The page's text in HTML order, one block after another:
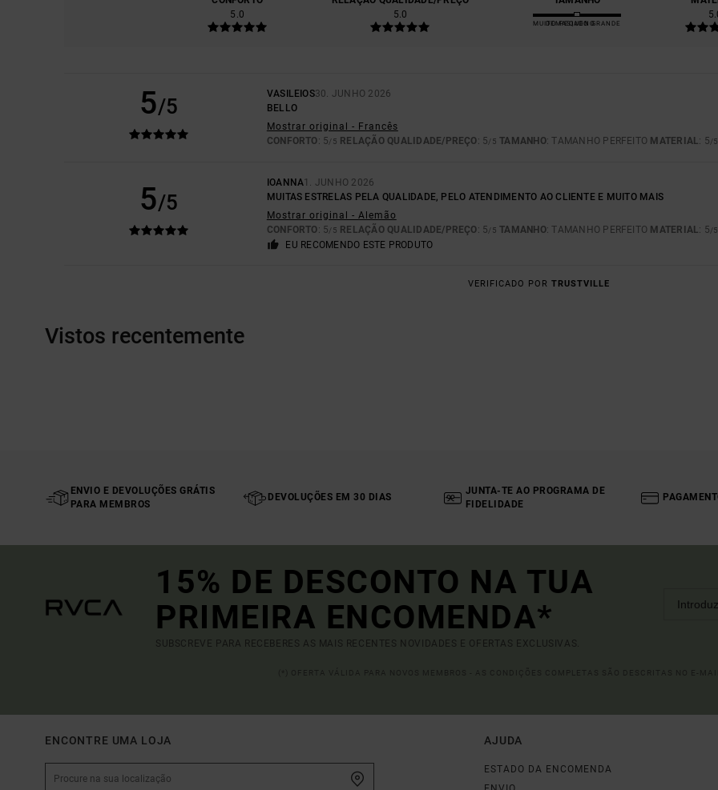
5.0
5.0
MUITO PEQUENO
DEMASIADO GRANDE
5/5
VASILEIOS30. JUNHO 2026
BELLO
Mostrar original - Francês
CONFORTO: 5/5 RELAÇÃO QUALIDADE/PREÇO: 5/5 TAMANHO: TAMANHO PERFEITO MATERIAL: 5/5
5/5
IOANNA1. JUNHO 2026
MUITAS ESTRELAS PELA QUALIDADE, PELO ATENDIMENTO AO CLIENTE E MUITO MAIS
Mostrar original - Alemão
CONFORTO: 5/5 RELAÇÃO QUALIDADE/PREÇO: 5/5 TAMANHO: TAMANHO PERFEITO MATERIAL: 5/5
EU RECOMENDO ESTE PRODUTO
VERIFICADO POR TRUSTVILLE
Vistos recentemente
ENVIO E DEVOLUÇÕES GRÁTIS
PARA MEMBROS
DEVOLUÇÕES EM 30 DIAS
JUNTA-TE AO PROGRAMA DE
FIDELIDADE
15% DE DESCONTO NA TUA
PRIMEIRA ENCOMENDA*
SUBSCREVE PARA RECEBERES AS MAIS RECENTES NOVIDADES E OFERTAS EXCLUSIVAS.
ENCONTRE UMA LOJA AJUDA
ESTADO DA ENCOMENDA